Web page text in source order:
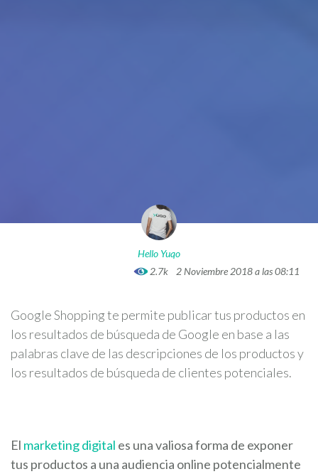
Hello Yuqo
2.7k
2 Noviembre 2018 a las 08:11
Google Shopping te permite publicar tus productos en
los resultados de búsqueda de Google en base a las
palabras clave de las descripciones de los productos y
los resultados de búsqueda de clientes potenciales.
El marketing digital es una valiosa forma de exponer
tus productos a una audiencia online potencialmente